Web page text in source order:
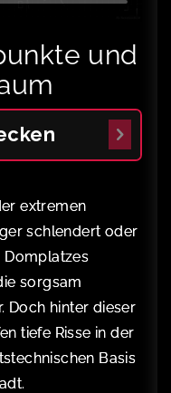
und
extremen
schlendert oder
Domplatzes
sorgsam
Doch hinter dieser
tiefe Risse in der
Basis